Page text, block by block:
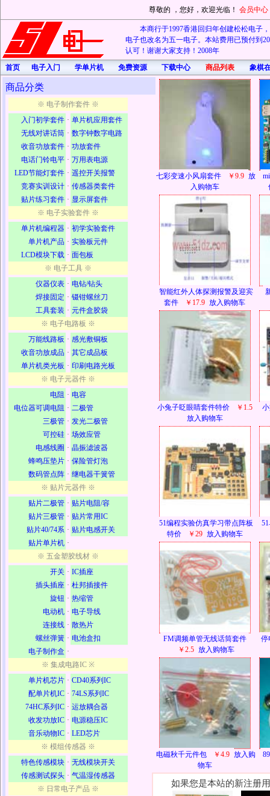
尊敬的 ，您好，欢迎光临！ 会员中心
本商行于1997香港回归年创建松松电子
电子也改名为五一电子。本站费用已预付到
认可！谢谢大家支持！2008年
首页
电子入门 学单片机 免费资源 下载中心 商品列表 象棋
商品分类
※ 电子制作套件 ※
入门初学套件 · 单片机应用套件
无线对讲话筒 · 数字钟数字电路
收音功放套件 · 功放套件
电话门铃电平 · 万用表电源
LED节能灯套件 · 遥控开关报警
竞赛实训设计 · 传感器类套件
贴片练习套件 · 显示屏套件
※ 电子实验套件 ※
单片机编程器 · 初学实验套件
单片机产品 · 实验板元件
LCD模块下载 · 面包板
※ 电子工具 ※
仪器仪表 · 电钻/钻头
焊接固定 · 镊钳螺丝刀
工具套装 · 元件盒胶袋
※ 电子电路板 ※
万能线路板 · 感光敷铜板
收音功放成品 · 其它成品板
单片机类光板 · 印刷电路光板
※ 电子元器件 ※
电阻 · 电容
电位器可调电阻 · 二极管
三极管 · 发光二极管
可控硅 · 场效应管
电感线圈 · 晶振滤波器
蜂鸣压垫片 · 保险管灯泡
数码管点阵 · 继电器干簧管
※ 贴片元器件 ※
贴片二极管 · 贴片电阻/容
贴片三极管 · 贴片常用IC
贴片40/74系 · 贴片电感开关
贴片单片机 ·
※ 五金塑胶线材 ※
开关 · IC插座
插头插座 · 杜邦插接件
旋钮 · 热缩管
电动机 · 电子导线
连接线 · 散热片
螺丝弹簧 · 电池盒扣
电子制作盒 ·
※ 集成电路IC ※
单片机芯片 · CD40系列IC
配单片机IC · 74LS系列IC
74HC系列IC · 运放耦合器
收发功放IC · 电源稳压IC
音乐动物IC · LED芯片
※ 模组传感器 ※
特色传感模块 · 无线模块开关
传感测试探头 · 气温湿传感器
※ 日常电子产品 ※
七彩变速小风扇套件 ￥9.9 放
入购物车
智能红外人体探测报警及迎宾
套件
￥17.9 放入购物车
小兔子眨眼睛套件特价
￥1.5
放入购物车
51编程实验仿真学习带点阵板
特价
￥29 放入购物车
FM调频单管无线话筒套件
￥2.5 放入购物车
停
电磁秋千元件包 ￥4.9 放入购
物车
如果您是本站的新注册